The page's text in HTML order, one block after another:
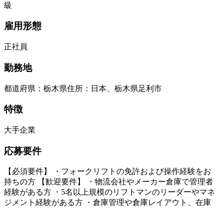
級
雇用形態
正社員
勤務地
都道府県 ： 栃木県住所 ： 日本、栃木県足利市
特徴
大手企業
応募要件
【必須要件】 ・フォークリフトの免許および操作経験をお
持ちの方 【歓迎要件】 ・物流会社やメーカー倉庫で管理者
経験がある方 ・5名以上規模のリフトマンのリーダーやマネ
ジメント経験がある方 ・倉庫管理や倉庫レイアウト、在庫